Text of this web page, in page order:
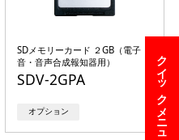
クイックメニュー
SDメモリーカード ２GB（電子
音・音声合成報知器用）
SDV-2GPA
オプション